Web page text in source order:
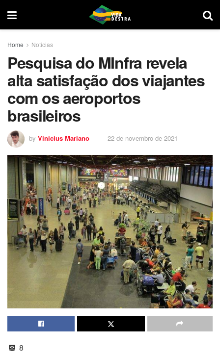
Home Noticias
Pesquisa do MInfra revela
alta satisfação dos viajantes
com os aeroportos
brasileiros
by Vinicius Mariano 22 de novembro de 2021
8